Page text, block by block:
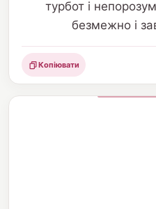
турбот і
безмежно і
Поділитися
Копіювати